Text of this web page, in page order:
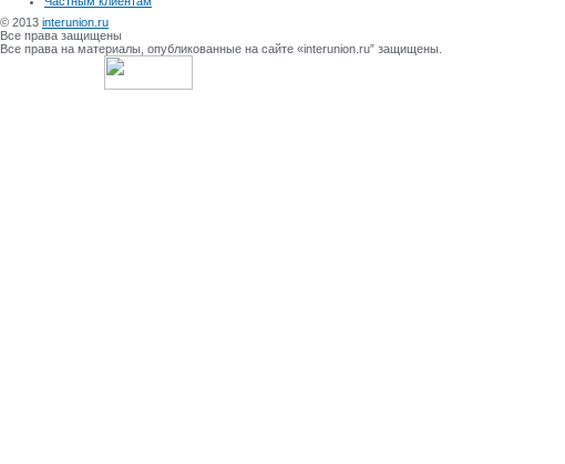
© 2013 interunion.ru
Все права защищены
Все права на материалы, опубликованные на сайте «interunion.ru” защищены.